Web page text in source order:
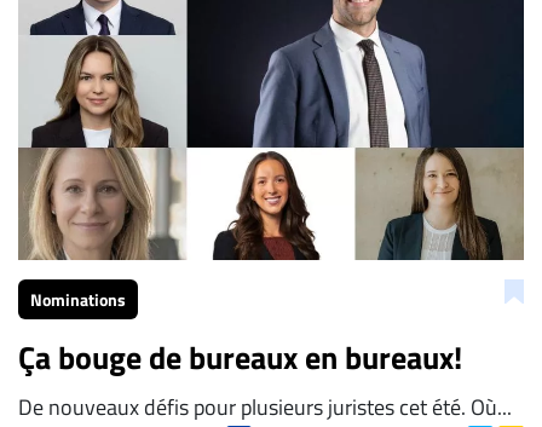
Nominations
Ça bouge de bureaux en bureaux!
De nouveaux défis pour plusieurs juristes cet été. Où...